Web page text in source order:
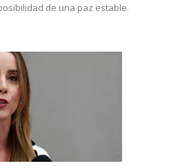
de una paz estable.